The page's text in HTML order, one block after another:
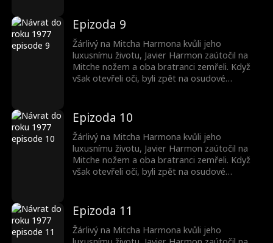
na svůj minulý život si Javier vzal Patsy
Reevesovou, adoptovanou dívku, místo aby si
vyměnil nevěsty s Mitchem. Myslel si, že
Mitchovu budoucnost ukradne, ale jen se
propadl hlouběji do neštěstí. Mezitím Mitch
vybudoval život bohatší na lásku, smysl a
Epizoda 9
Žárlivý na Mitcha Harmona kvůli jeho
luxusnímu životu, Javier Harmon zaútočil na
Mitche nožem a oba bratranci zemřeli. Když
však otevřeli oči, byli zpět na osudové
na svůj minulý život si Javier vzal Patsy
Reevesovou, adoptovanou dívku, místo aby si
vyměnil nevěsty s Mitchem. Myslel si, že
Mitchovu budoucnost ukradne, ale jen se
propadl hlouběji do neštěstí. Mezitím Mitch
vybudoval život bohatší na lásku, smysl a
Epizoda 10
Žárlivý na Mitcha Harmona kvůli jeho
luxusnímu životu, Javier Harmon zaútočil na
Mitche nožem a oba bratranci zemřeli. Když
však otevřeli oči, byli zpět na osudové
na svůj minulý život si Javier vzal Patsy
Reevesovou, adoptovanou dívku, místo aby si
vyměnil nevěsty s Mitchem. Myslel si, že
Epizoda 11
Žárlivý na Mitcha Harmona kvůli jeho